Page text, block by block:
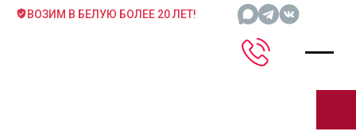
ВОЗИМ В БЕЛУЮ БОЛЕЕ 20 ЛЕТ!